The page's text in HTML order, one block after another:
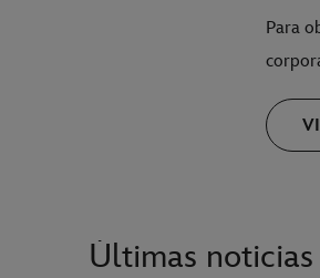
Para
Últimas noticias